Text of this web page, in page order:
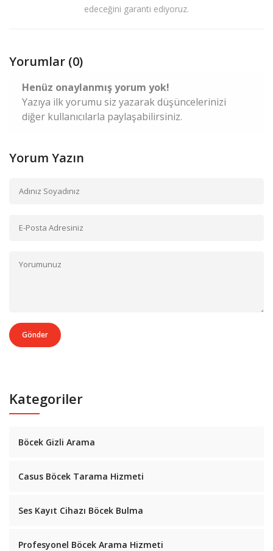
edeceğini garanti ediyoruz.
Yorumlar (0)
Henüz onaylanmış yorum yok!
Yazıya ilk yorumu siz yazarak düşüncelerinizi
diğer kullanıcılarla paylaşabilirsiniz.
Yorum Yazın
Gönder
Kategoriler
Böcek Gizli Arama
Casus Böcek Tarama Hizmeti
Ses Kayıt Cihazı Böcek Bulma
Profesyonel Böcek Arama Hizmeti